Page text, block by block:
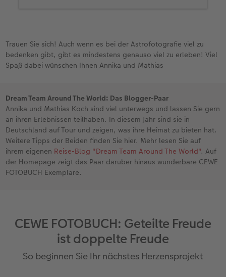
Trauen Sie sich! Auch wenn es bei der Astrofotografie viel zu
bedenken gibt, gibt es mindestens genauso viel zu erleben! Viel
Spaß dabei wünschen Ihnen Annika und Mathias
Dream Team Around The World: Das Blogger-Paar
Annika und Mathias Koch sind viel unterwegs und lassen Sie gern
an ihren Erlebnissen teilhaben. In diesem Jahr sind sie in
Deutschland auf Tour und zeigen, was ihre Heimat zu bieten hat.
Weitere Tipps der Beiden finden Sie hier. Mehr lesen Sie auf
ihrem eigenen Reise-Blog "Dream Team Around The World". Auf
der Homepage zeigt das Paar darüber hinaus wunderbare CEWE
FOTOBUCH Exemplare.
CEWE FOTOBUCH: Geteilte Freude
ist doppelte Freude
So beginnen Sie Ihr nächstes Herzensprojekt